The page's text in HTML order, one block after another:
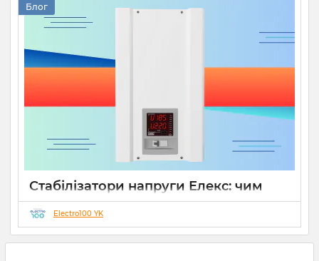
Блог
Стабілізатори напруги Елекс: чим
відрізняються серії Ампер, Герц і
Гібрид (огляд інженерів)
19 08 2025 0 10 хвилин
Electro100 YK